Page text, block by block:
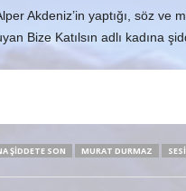
Akdeniz’in yaptığı, söz ve
Bize Katılsın adlı kadına
ŞIDDETE SON MURAT DURMAZ